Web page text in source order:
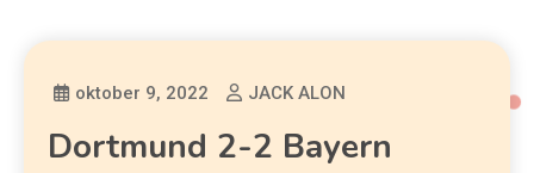
oktober 9, 2022 JACK ALON
Dortmund 2-2 Bayern